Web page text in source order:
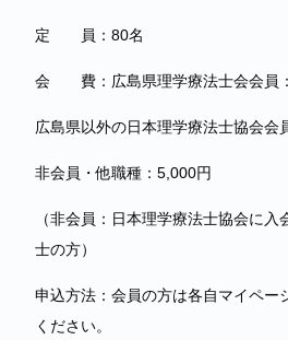
定 員：80名
会 費：広島県理学療法士会会員
広島県以外の日本理学療法士協会会
非会員・他職種：5,000円
（非会員：日本理学療法士協会に
士の方）
申込方法：会員の方は各自マイペー
ください。